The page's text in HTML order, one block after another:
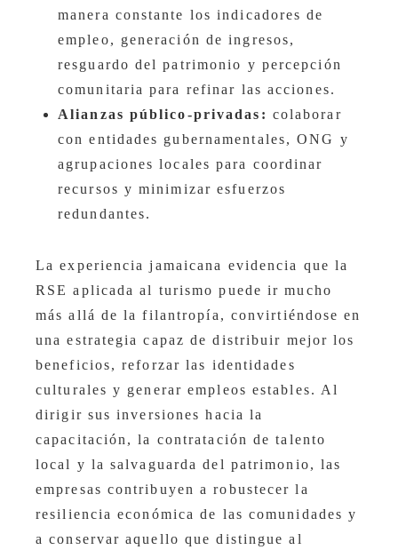
manera constante los indicadores de
empleo, generación de ingresos,
resguardo del patrimonio y percepción
comunitaria para refinar las acciones.
Alianzas público-privadas: colaborar
con entidades gubernamentales, ONG y
agrupaciones locales para coordinar
recursos y minimizar esfuerzos
redundantes.
La experiencia jamaicana evidencia que la
RSE aplicada al turismo puede ir mucho
más allá de la filantropía, convirtiéndose en
una estrategia capaz de distribuir mejor los
beneficios, reforzar las identidades
culturales y generar empleos estables. Al
dirigir sus inversiones hacia la
capacitación, la contratación de talento
local y la salvaguarda del patrimonio, las
empresas contribuyen a robustecer la
resiliencia económica de las comunidades y
a conservar aquello que distingue al